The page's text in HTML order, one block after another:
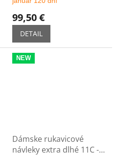
99,50 €
DETAIL
NEW
Dámske rukavicové
návleky extra dlhé 11C -